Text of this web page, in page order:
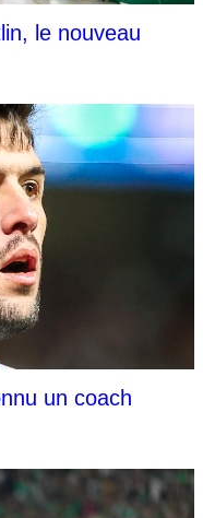
le nouveau
un coach